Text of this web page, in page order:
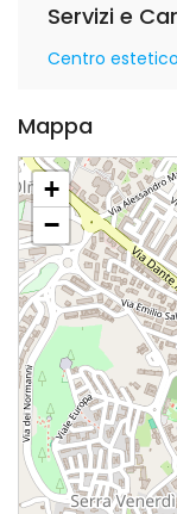
Servizi e
Centro estetico
Mappa
+
−